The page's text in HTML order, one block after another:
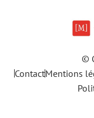
©
ContactMentions